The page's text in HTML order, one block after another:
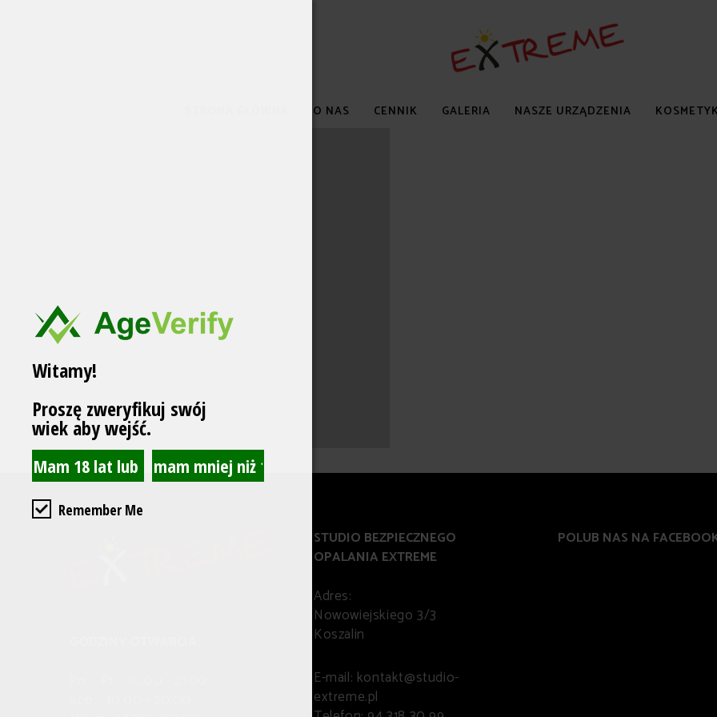
O NAS CENNIK GALERIA NASZE URZĄDZENIA
STUDIO BEZPIECZNEGO
OPALANIA EXTREME
Adres:
Nowowiejskiego 3/3
Koszalin
E-mail: kontakt@studio-
extreme.pl
POLUB NAS NA
Witamy!
Proszę zweryfikuj swój
wiek aby wejść.
Remember Me